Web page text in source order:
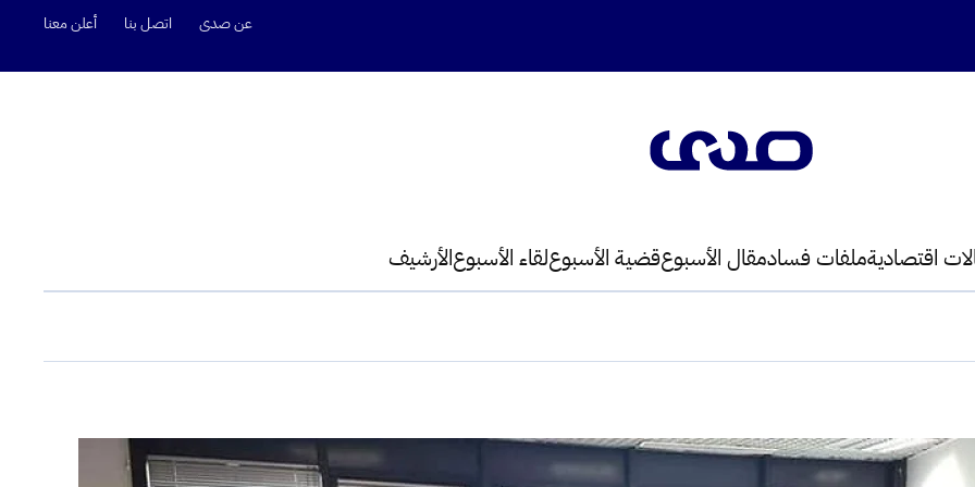
عن صدى اتصل بنا أعلن معنا
اقتصاديةملفات فسادمقال الأسبوعقضية الأسبوعلقاء الأسبوعالأرشيف